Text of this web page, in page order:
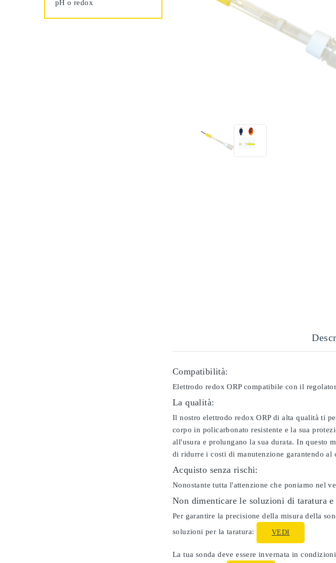
pH o redox
Compatibilità:
Elettrodo redox ORP compatibile con il
La qualità:
Il nostro elettrodo redox ORP di alta qualità ti
corpo in policarbonato resistente e la sua
all'usura e prolungano la sua durata. In questo
di ridurre i costi di manutenzione garantendo
Acquisto senza rischi:
Nonostante tutta l'attenzione che poniamo nel
Non dimenticare le soluzioni di taratura e
Per garantire la precisione della misura della
soluzioni per la taratura:
VEDI
La tua sonda deve essere invernata in